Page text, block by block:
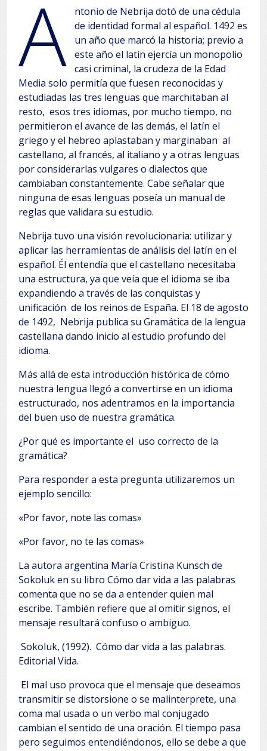
A
ntonio de Nebrija dotó de una cédula
de identidad formal al español. 1492 es
un año que marcó la historia; previo a
este año el latín ejercía un monopolio
casi criminal, la crudeza de la Edad
Media solo permitía que fuesen reconocidas y
estudiadas las tres lenguas que marchitaban al
resto, esos tres idiomas, por mucho tiempo, no
permitieron el avance de las demás, el latín el
griego y el hebreo aplastaban y marginaban al
castellano, al francés, al italiano y a otras lenguas
por considerarlas vulgares o dialectos que
cambiaban constantemente. Cabe señalar que
ninguna de esas lenguas poseía un manual de
reglas que validara su estudio.
Nebrija tuvo una visión revolucionaria: utilizar y
aplicar las herramientas de análisis del latín en el
español. Él entendía que el castellano necesitaba
una estructura, ya que veía que el idioma se iba
expandiendo a través de las conquistas y
unificación de los reinos de España. El 18 de agosto
de 1492, Nebrija publica su Gramática de la lengua
castellana dando inicio al estudio profundo del
idioma.
Más allá de esta introducción histórica de cómo
nuestra lengua llegó a convertirse en un idioma
estructurado, nos adentramos en la importancia
del buen uso de nuestra gramática.
¿Por qué es importante el uso correcto de la
gramática?
Para responder a esta pregunta utilizaremos un
ejemplo sencillo:
«Por favor, note las comas»
«Por favor, no te las comas»
La autora argentina María Cristina Kunsch de
Sokoluk en su libro Cómo dar vida a las palabras
comenta que no se da a entender quien mal
escribe. También refiere que al omitir signos, el
mensaje resultará confuso o ambiguo.
Sokoluk, (1992). Cómo dar vida a las palabras.
Editorial Vida.
El mal uso provoca que el mensaje que deseamos
transmitir se distorsione o se malinterprete, una
coma mal usada o un verbo mal conjugado
cambian el sentido de una oración. El tiempo pasa
pero seguimos entendiéndonos, ello se debe a que